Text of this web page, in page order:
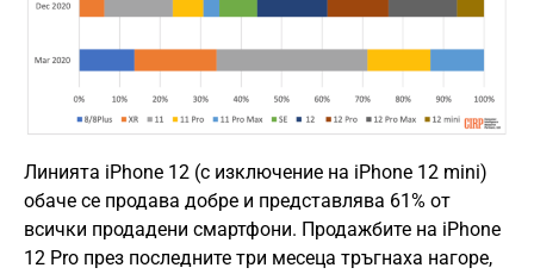
Линията iPhone 12 (с изключение на iPhone 12 mini)
обаче се продава добре и представлява 61% от
всички продадени смартфони. Продажбите на iPhone
12 Pro през последните три месеца тръгнаха нагоре,